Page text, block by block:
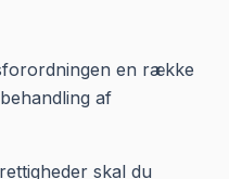
en række
af
skal du